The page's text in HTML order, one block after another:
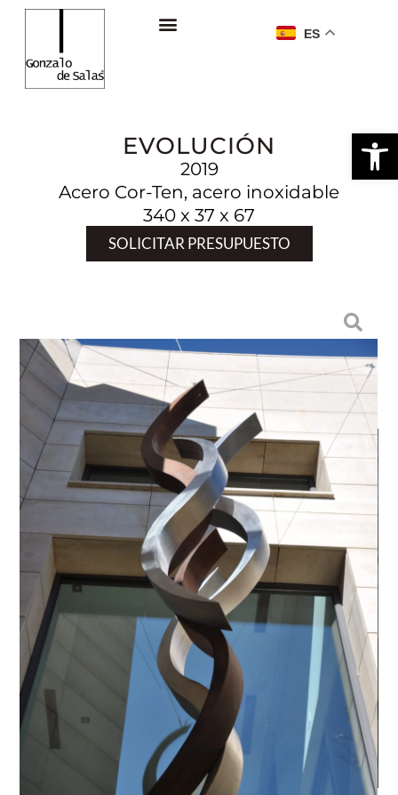
ES
EVOLUCIÓN
2019
Acero Cor-Ten, acero inoxidable
340 x 37 x 67
SOLICITAR PRESUPUESTO